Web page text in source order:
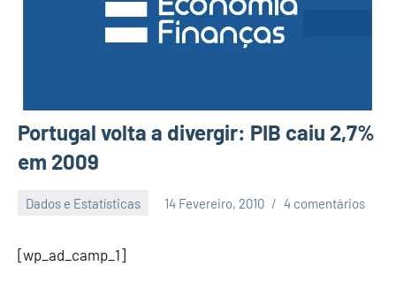
Portugal volta a divergir: PIB caiu 2,7%
em 2009
Dados e Estatísticas 14 Fevereiro, 2010
Finanças
4 comentários
[wp_ad_camp_1]